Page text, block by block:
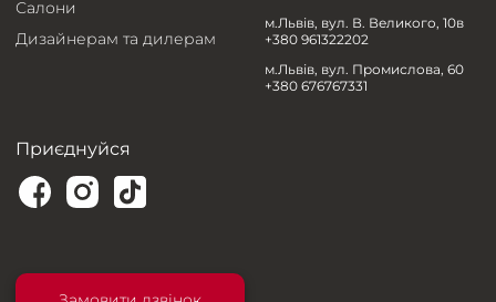
Салони
Дизайнерам та дилерам
м.Львів, вул. В. Великого, 10в
+380 961322202
м.Львів, вул. Промислова, 60
+380 676767331
Приєднуйся